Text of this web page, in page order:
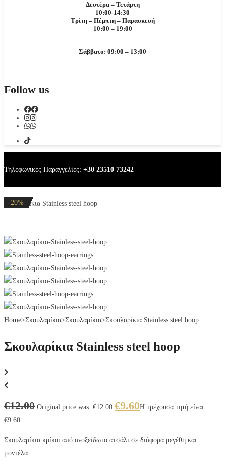
Δευτέρα – Τετάρτη
10:00-14:30
Τρίτη – Πέμπτη – Παρασκευή
10:00 – 19:00
Σάββατο: 09:00 – 13:00
Follow us
Τηλεφωνικές Παραγγελίες: +30 23510 73242
Σκουλαρίκια Stainless steel hoop
-20%
Home>Σκουλαρίκια>Σκουλαρίκια>Σκουλαρίκια Stainless steel hoop
Σκουλαρίκια Stainless steel hoop
€12.00 Original price was: €12.00. €9.60Η τρέχουσα τιμή είναι:
€9.60.
Σκουλαρίκια κρίκοι από ανοξείδωτο ατσάλι σε διάφορα μεγέθη και
μοντέλα.
-32%
-20%
-32%
-20%